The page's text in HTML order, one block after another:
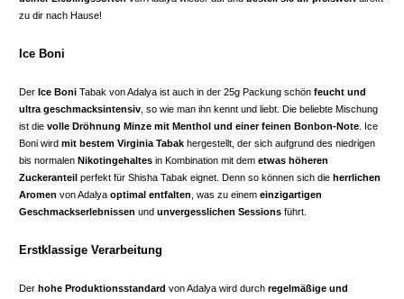
zu dir nach Hause!
Ice Boni
Der Ice Boni Tabak von Adalya ist auch in der 25g Packung schön feucht und
ultra geschmacksintensiv , so wie man ihn kennt und liebt. Die beliebte Mischung
ist die volle Dröhnung Minze mit Menthol und einer feinen Bonbon-Note . Ice
Boni wird mit bestem Virginia Tabak hergestellt, der sich aufgrund des niedrigen
bis normalen Nikotingehaltes in Kombination mit dem etwas höheren
Zuckeranteil perfekt für Shisha Tabak eignet. Denn so können sich die herrlichen
Aromen von Adalya optimal entfalten , was zu einem einzigartigen
Geschmackserlebnissen und unvergesslichen Sessions führt.
Erstklassige Verarbeitung
Der hohe Produktionsstandard von Adalya wird durch regelmäßige und